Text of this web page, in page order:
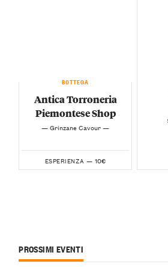
BOTTEGA
Antica Torroneria
Piemontese Shop
— Grinzane Cavour —
ESPERIENZA — 10€
PROSSIMI EVENTI